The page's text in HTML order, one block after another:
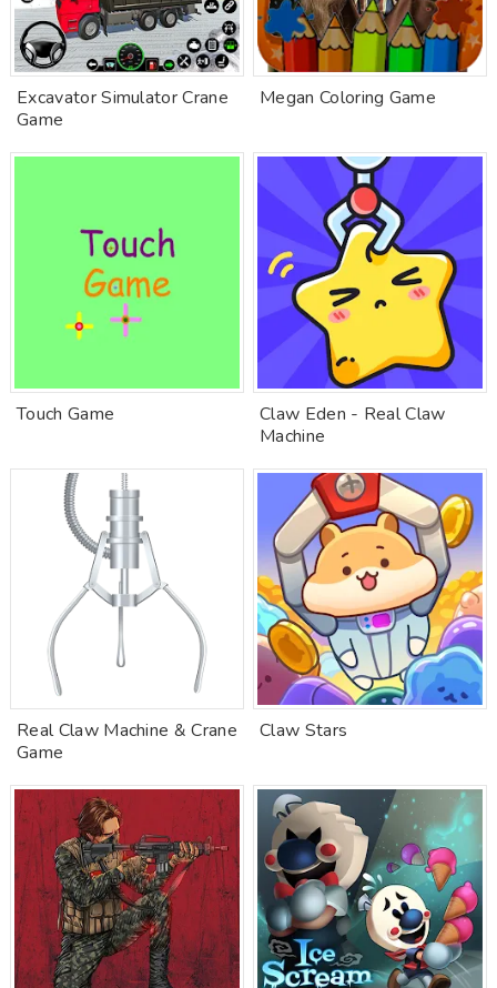
Excavator Simulator Crane
Game
Megan Coloring Game
Touch Game
Claw Eden - Real Claw
Machine
Real Claw Machine & Crane
Game
Claw Stars